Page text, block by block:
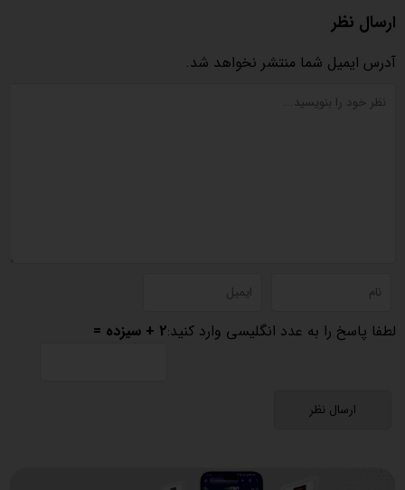
ارسال نظر
آدرس ایمیل شما منتشر نخواهد شد.
لطفا پاسخ را به عدد انگلیسی وارد کنید:2 + سیزده =